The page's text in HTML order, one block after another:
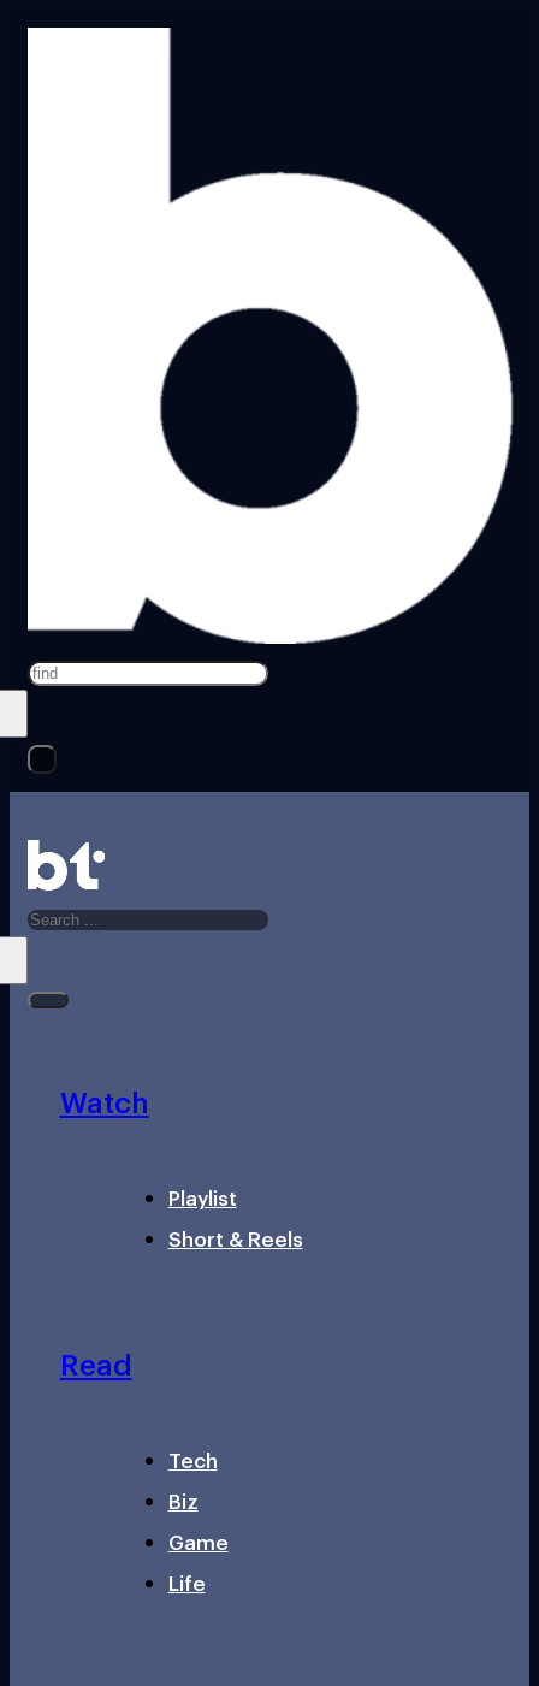
Search
Search
Watch
Playlist
Short & Reels
Read
Tech
Biz
Game
Life